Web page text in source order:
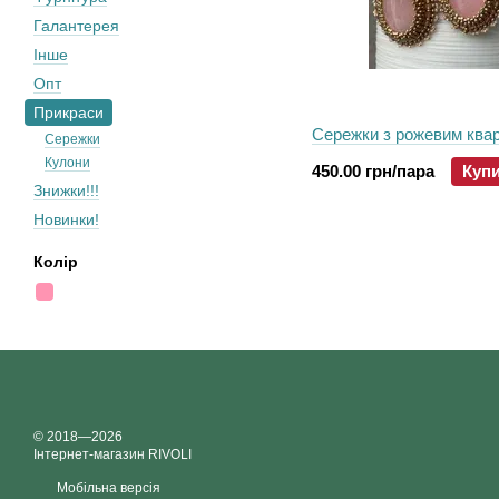
Сережки з рожевим
450.00 грн/пара
Галантерея
Інше
Опт
Прикраси
Сережки
Кулони
Знижки!!!
Новинки!
Колір
© 2018—2026
Інтернет-магазин RIVOLI
Мобільна версія